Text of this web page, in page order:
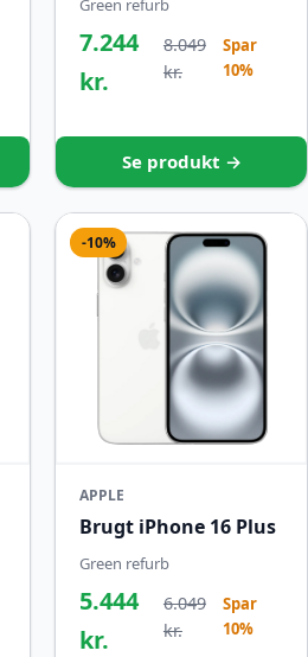
Green refurb
7.244
kr.
8.049
kr.
Spar
10%
Se produkt →
-10%
APPLE
Brugt iPhone 16 Plus
Green refurb
5.444
kr.
6.049
kr.
Spar
10%